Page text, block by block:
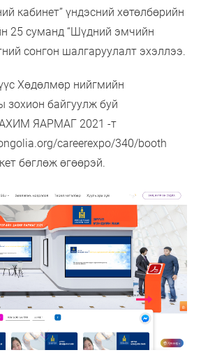
кабинет” үндэсний хөтөлбөрийн
25 суманд “Шүдний эмчийн
сонгон шалгаруулалт эхэллээ.
Хөдөлмөр нийгмийн
байгуулж буй
ЯАРМАГ 2021 -т
careerexpo/340/booth
бөглөж өгөөрэй.